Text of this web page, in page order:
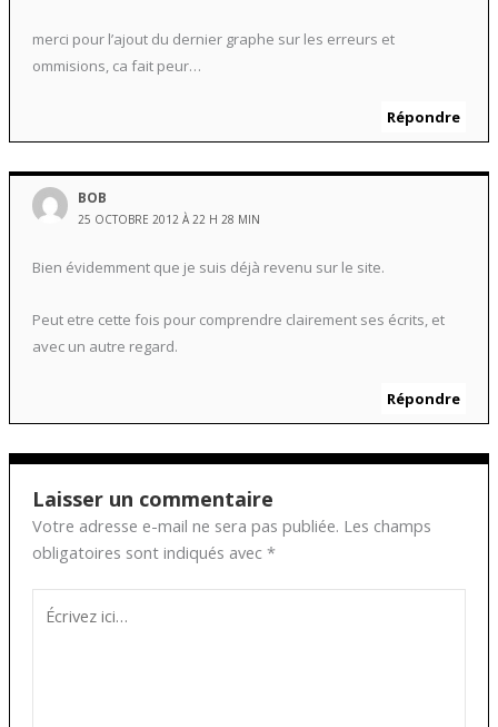
merci pour l’ajout du dernier graphe sur les erreurs et
ommisions, ca fait peur…
Répondre
BOB
25 OCTOBRE 2012 À 22 H 28 MIN
Bien évidemment que je suis déjà revenu sur le site.
Peut etre cette fois pour comprendre clairement ses écrits, et
avec un autre regard.
Répondre
Laisser un commentaire
Votre adresse e-mail ne sera pas publiée. Les champs
obligatoires sont indiqués avec *
Écrivez
ici…